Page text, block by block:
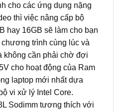
cho các ứng dụng nặng
thì việc nâng cấp bộ
hay 16GB sẽ làm cho bạn
trình cùng lúc và
không cần phải chờ đợi
cho hoạt động của Ram
laptop mới nhất dựa
vi xử lý Intel Core.
Sodimm tương thích với